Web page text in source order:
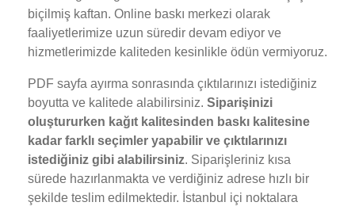
biçilmiş kaftan. Online baskı merkezi olarak
faaliyetlerimize uzun süredir devam ediyor ve
hizmetlerimizde kaliteden kesinlikle ödün vermiyoruz.
PDF sayfa ayırma sonrasında çıktılarınızı istediğiniz
boyutta ve kalitede alabilirsiniz. Siparişinizi
oluştururken kağıt kalitesinden baskı kalitesine
kadar farklı seçimler yapabilir ve çıktılarınızı
istediğiniz gibi alabilirsiniz. Siparişleriniz kısa
sürede hazırlanmakta ve verdiğiniz adrese hızlı bir
şekilde teslim edilmektedir. İstanbul içi noktalara